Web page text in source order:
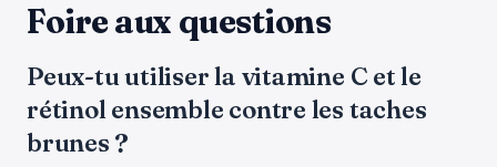
Foire aux questions
Peux-tu utiliser la vitamine C et le
rétinol ensemble contre les taches
brunes ?